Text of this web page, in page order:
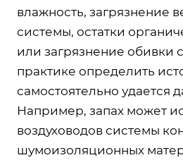
влажность, загрязнение
системы, остатки
или загрязнение обивки
практике определить
самостоятельно удается
Например, запах может
воздуховодов системы
шумоизоляционных